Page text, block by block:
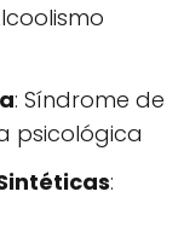
: Síndrome de
psicológica
: